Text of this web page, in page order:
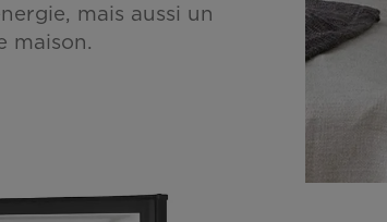
mais aussi un
maison.